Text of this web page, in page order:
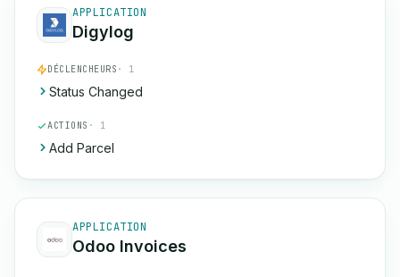
APPLICATION
Digylog
DÉCLENCHEURS · 1
Status Changed
ACTIONS · 1
Add Parcel
APPLICATION
Odoo Invoices